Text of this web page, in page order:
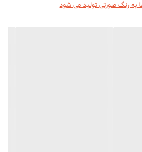
به رنگ صورتی تولید می شود